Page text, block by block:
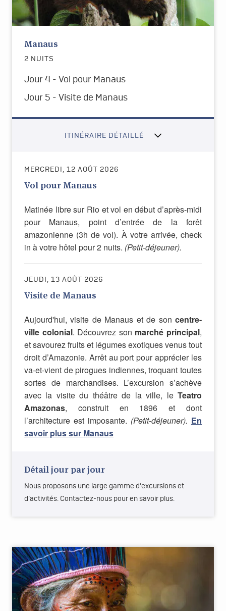
Manaus
2 NUITS
Jour 4 - Vol pour Manaus
Jour 5 - Visite de Manaus
ITINÉRAIRE DÉTAILLÉ
MERCREDI, 12 AOÛT 2026
Vol pour Manaus
Matinée libre sur Rio et vol en début d’après-midi
pour Manaus, point d’entrée de la forêt
amazonienne (3h de vol). À votre arrivée, check
in à votre hôtel pour 2 nuits. (Petit-déjeuner).
JEUDI, 13 AOÛT 2026
Visite de Manaus
Aujourd'hui, visite de Manaus et de son centre-
ville colonial. Découvrez son marché principal,
et savourez fruits et légumes exotiques venus tout
droit d’Amazonie. Arrêt au port pour apprécier les
va-et-vient de pirogues indiennes, troquant toutes
sortes de marchandises. L’excursion s’achève
avec la visite du théâtre de la ville, le Teatro
Amazonas, construit en 1896 et dont
l’architecture est imposante. (Petit-déjeuner). En
savoir plus sur Manaus
Détail jour par jour
Nous proposons une large gamme d’excursions et
d’activités. Contactez-nous pour en savoir plus.